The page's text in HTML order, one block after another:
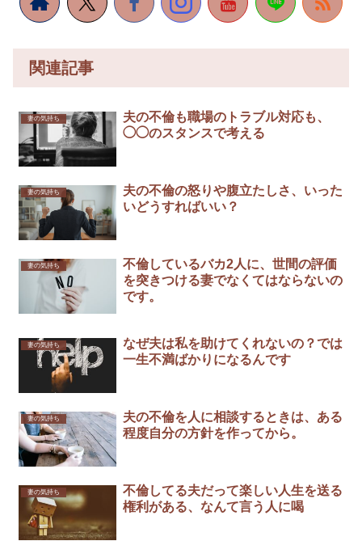
関連記事
妻の気持ち
夫の不倫も職場のトラブル対応も、
◯◯のスタンスで考える
妻の気持ち
夫の不倫の怒りや腹立たしさ、いった
いどうすればいい？
妻の気持ち
不倫しているバカ2人に、世間の評価
を突きつける妻でなくてはならないの
です。
妻の気持ち
なぜ夫は私を助けてくれないの？では
一生不満ばかりになるんです
妻の気持ち
夫の不倫を人に相談するときは、ある
程度自分の方針を作ってから。
妻の気持ち
不倫してる夫だって楽しい人生を送る
権利がある、なんて言う人に喝